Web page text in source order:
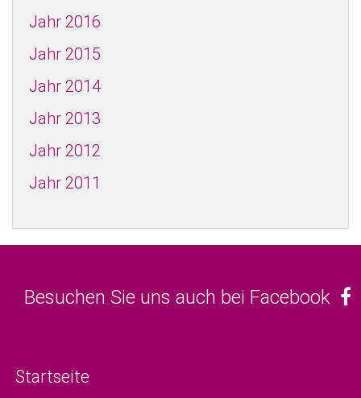
Jahr 2016
Jahr 2015
Jahr 2014
Jahr 2013
Jahr 2012
Jahr 2011
Besuchen Sie uns auch bei Facebook
Startseite